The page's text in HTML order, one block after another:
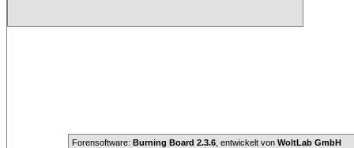
Forensoftware: Burning Board 2.3.6, entwickelt von WoltLab GmbH